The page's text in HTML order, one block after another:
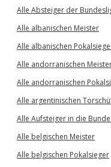
Alle Absteiger der
Alle albanischen Meister
Alle albanischen
Alle andorranischen
Alle andorranischen
Alle argentinischen
Alle Aufsteiger in die
Alle belgischen Meister
Alle belgischen Pokalsieger